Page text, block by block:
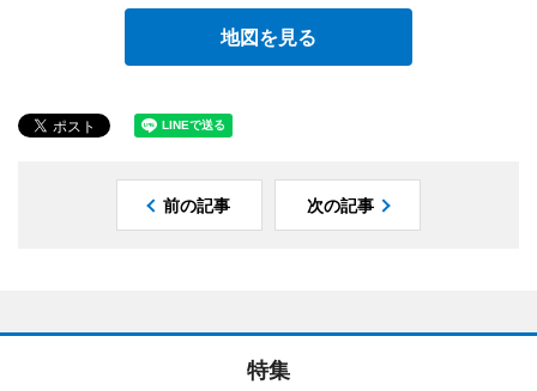
地図を見る
前の記事 次の記事
特集